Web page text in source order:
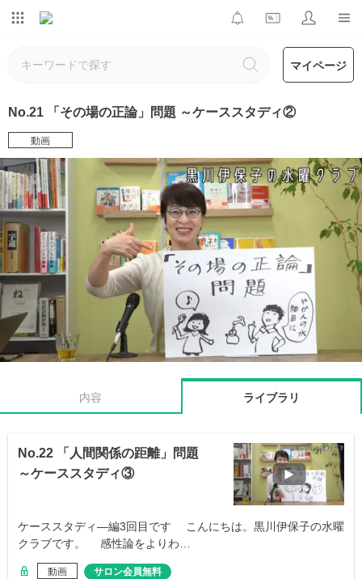
マイページ
No.21 「その場の正論」問題 ～ケーススタディ②
動画
内容 ライブラリ
No.22 「人間関係の距離」問題
～ケーススタディ③
ケーススタディ―編3回目です こんにちは。黒川伊保子の水曜
クラブです。 感性論をよりわ…
動画 サロン会員無料